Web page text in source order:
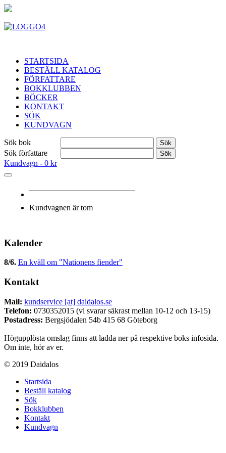
STARTSIDA
BESTÄLL KATALOG
FÖRFATTARE
BOKKLUBBEN
BÖCKER
KONTAKT
SÖK
KUNDVAGN
Sök bok Sök
Sök författare Sök
Kundvagn - 0 kr
Kundvagnen är tom
Kalender
8/6. En kväll om "Nationens fiender"
Kontakt
Mail: kundservice [at] daidalos.se
Telefon: 0730352015 (vi svarar säkrast mellan 10-12 och 13-15)
Postadress: Bergsjödalen 54b 415 68 Göteborg
Högupplösta omslag finns att ladda ner på respektive boks infosida.
Om inte, hör av er.
© 2019 Daidalos
Startsida
Beställ katalog
Sök
Bokklubben
Kontakt
Kundvagn